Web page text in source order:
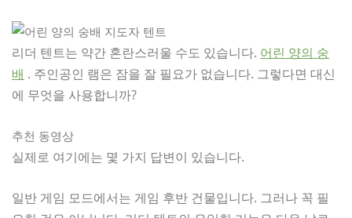
리더 텐트는 약간 혼란스러울 수도 있습니다. 어린 양의 숭
배 . 주인공인 램은 잠을 잘 필요가 없습니다. 그렇다면 대신
에 무엇을 사용합니까?
추천 동영상
실제로 여기에는 몇 가지 답변이 있습니다.
일반 게임 모드에서는 게임 후반 건물입니다. 그러나 꼭 필